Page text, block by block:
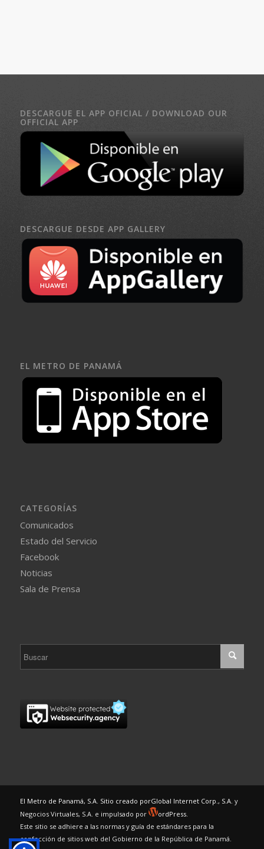
DESCARGUE EL APP OFICIAL / DOWNLOAD OUR
OFFICIAL APP
DESCARGUE DESDE APP GALLERY
EL METRO DE PANAMÁ
CATEGORÍAS
Comunicados
Estado del Servicio
Facebook
Noticias
Sala de Prensa
El Metro de Panamá, S.A. Sitio creado porGlobal Internet Corp., S.A. y
Negocios Virtuales, S.A. e impulsado por
ordPress.
Este sitio se adhiere a las normas y guía de estándares para la
confección de sitios web del Gobierno de la República de Panamá.